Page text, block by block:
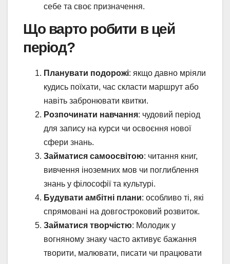
себе та своє призначення.
Що варто робити в цей
період?
Планувати подорожі: якщо давно мріяли
кудись поїхати, час скласти маршрут або
навіть забронювати квитки.
Розпочинати навчання: чудовий період
для запису на курси чи освоєння нової
сфери знань.
Займатися самоосвітою: читання книг,
вивчення іноземних мов чи поглиблення
знань у філософії та культурі.
Будувати амбітні плани: особливо ті, які
спрямовані на довгостроковий розвиток.
Займатися творчістю: Молодик у
вогняному знаку часто активує бажання
творити, малювати, писати чи працювати